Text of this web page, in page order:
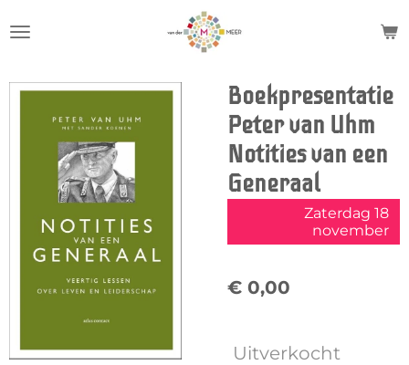
direct
de
Boekpresentatie
Peter van Uhm
Notities van een
Generaal
Zaterdag 18
november
€ 0,00
Uitverkocht